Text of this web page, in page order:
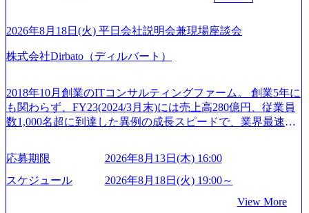
ページ (https://www.xspear.co.jp/career/interviews/) 戦略だけの
から”のコンサルの在り方 (https://www.businessinsider.jp/articl
を取得 (https://www.agara.co.jp/article/382811) シンプレクスと
Xspear Consultingが、東京都港区の行政手続き100%デジタル
化を支援 (https://www.afpbb.com/articles/-/3520247) 【未経験
流工程、先端技術を学べる環境 【コンサルファーム経験
者】 ・専門領域に軸足を置きながら、他領域にもチャレン
ジできる環境 ・タイトルアップでのオファー ・現職ファー
ムより高いオファー年収 ・実力主義でプロモーションでき
ュ休暇は、規程で定める勤続年数ごとに、連続5日のリフレ
ッシュ休暇を取得できます。 【育児や子の看護、介護など
の制度】 育児休暇： 対象：小学校1年修了時の3月31日まで
日2時間15分まで、始業・終業時刻の繰り上げ・繰り下げが
可能 子の看護休暇： 子1人につき5日まで取得でき、1時間
単位で取得することも可能 家族看護休暇： 5日まで取得で
度など】 独身寮：富山事業所の近くに、白風寮と青風寮の2
つの寮があり、以下の入居基準を満たす方が入居可能で
す。 ＜入居基準＞ ・満33歳までの独身者 ・自宅から勤務地
までの通勤総時間が2時間を超えること 住宅手当： 本社の
となり、平均3000万～4000万の年収となる 内訳としては個
成活躍させるためのナレッジシェアおよび丁寧なOJTを欠か
19:30～ 所要時間 : 約1時間 2026年8月13日(木) 16:00 ＼応募
意思不問・業界未経験歓迎！／ M&A承継機構のビジョンや
業務内容、実際の働き方について詳しくお伝えするオンラ
イン説明会を開催いたします。 M&A業界に興味があり、ま
業界の情報を集めたい 働くイメージを具体的に知りたい M
&A業界にご興味がある方、転職を少しでもお考えの方はも
ちろん、情報収集をしたい方でも歓迎です。お気軽にご参
加ください。 当日は、質疑応答のお時間もご用意しており
2026年8月18日(火) 平日会社説明会兼現場座談会
株式会社Dirbato（ディルバート）
2018年10月創業のITコンサルティングファーム。 創業5年に
も関わらず、FY23(2024/3月末)には売上高280億円、従業員
数1,000名超に到達した異例の成長スピードで、業界最速と
成⻑を遂げている。 現在コンサルティングファームでは外
資も含めて売上高TOP10にランクインしている。 主力事業
はITコンサルティング。幅広い業界の大企業を中心に、IT
支援している。 他方、インキュベーション事業を手掛けて
応募期限
2026年8月13日(木) 16:00
スケジュール
2026年8月18日(火) 19:00～
View More